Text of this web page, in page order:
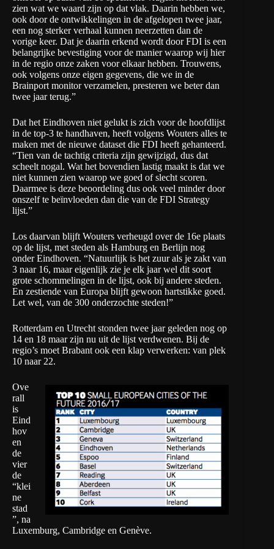
zien wat we waard zijn op dat vlak. Daarin hebben we,
ook door de ontwikkelingen in de afgelopen twee jaar,
een nog sterker verhaal kunnen neerzetten dan de
vorige keer. Dat je daarin erkend wordt door FDI is een
belangrijke bevestiging voor de manier waarop wij hier
in de regio onze zaken voor elkaar hebben. Trouwens,
ook volgens onze eigen gegevens, die we in de
Brainport monitor verzamelen, presteren we beter dan
twee jaar terug.”
Dat het Eindhoven niet gelukt is zich voor de hoofdlijst
in de top-3 te handhaven, heeft volgens Wouters alles te
maken met de nieuwe dataset die FDI heeft gehanteerd.
“Tien van de tachtig criteria zijn gewijzigd, dus dat
scheelt nogal. Wat het bovendien lastig maakt is dat we
niet kunnen zien waarop we goed of slecht scoren.
Daarmee is deze beoordeling dus ook veel minder door
onszelf te beïnvloeden dan die van de FDI Strategy
lijst.”
Los daarvan blijft Wouters verheugd over de 16e plaats
op de lijst, met steden als Hamburg en Berlijn nog
onder Eindhoven. “Natuurlijk is het zuur als je zakt van
3 naar 16, maar eigenlijk zie je elk jaar wel dit soort
grote schommelingen in de lijst, ook bij andere steden.
En zestiende van Europa blijft gewoon hartstikke goed.
Let wel, van de 300 onderzochte steden!”
Rotterdam en Utrecht stonden twee jaar geleden nog op
14 en 18 maar zijn nu uit de lijst verdwenen. Bij de
regio’s moet Brabant ook een klap verwerken: van plek
10 naar 22.
Ove
rall
is
Eind
hov
en
de
vier
de
“klei
ne
stad
”, na
Luxemburg, Cambridge en Genève.